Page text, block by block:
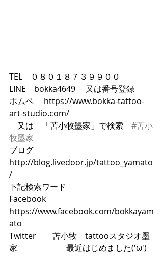
TEL　０８０１８７３９９００
LINE　bokka4649 　又は番号登録
ホムペ 　https://www.bokka-tattoo-
art-studio.com/
又は　「苫小牧墨家」で検索 #苫小
牧墨家
ブログ
http://blog.livedoor.jp/tattoo_yamato
/
下記検索ワード
Facebook
https://www.facebook.com/bokkayam
ato
Twitter　　苫小牧　tattooスタジオ墨
家　　　　　　最近はじめました('ω')